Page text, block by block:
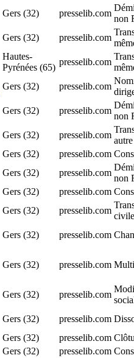
Gers (32) presselib.com
non
Gers (32) presselib.com
Hautes-
Pyrénées (65)
presselib.com
Gers (32) presselib.com
Gers (32) presselib.com
non
Gers (32) presselib.com
Gers (32) presselib.com
Gers (32) presselib.com
non
Gers (32) presselib.com
Gers (32) presselib.com
Gers (32) presselib.com
Gers (32) presselib.com
Gers (32) presselib.com
Gers (32) presselib.com
Gers (32) presselib.com
Gers (32) presselib.com